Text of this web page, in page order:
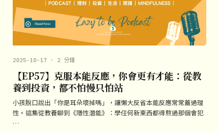
2025-10-17 · 2 分鐘
【EP57】克服本能反應，你會更有才能：從教
養到投資，都不怕慢只怕站
小孩脫口說出「你是耳朵壞掉嗎」，讓懶大反省本能反應常常蓋過理
性。這集從教養聊到《隱性潛能》：學任何新東西都得熬過那個會犯
…